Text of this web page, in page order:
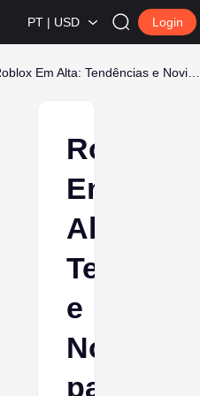
PT | USD Login
Roblox
Em
Alta:
e
para